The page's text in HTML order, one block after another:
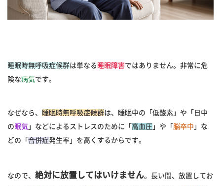
睡眠時無呼吸症候群は単なる 睡眠障害ではありません。非常に危
険な病気です。
なぜなら、 睡眠時無呼吸症候群は、睡眠中の「低酸素」や「日中
の 眠気 」などによるストレスのために「 高血圧 」や「 脳卒中 」な
どの「 合併症発生率」を高くするからです。
なので、 絶対に放置してはいけません。長い間、放置してお